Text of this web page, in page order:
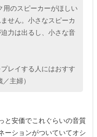
用のスピーカーがほしい
せん。小さなスピーカ
力は出るし、小さな音
レイする人にはおすす
主婦）
と安価でこれぐらいの音質
ーションがついていてオシ